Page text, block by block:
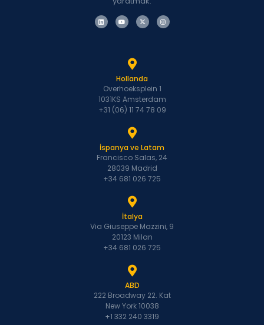
Hollanda
Overhoeksplein 1
1031KS Amsterdam
+31 (06) 11 74 78 09
İspanya ve Latam
Francisco Salas, 24
28039 Madrid
+34 681 026 725
İtalya
Via Giuseppe Mazzini, 9
20123 Milan
+34 681 026 725
ABD
222 Broadway 22. Kat
New York 10038
+1 332 240 3319